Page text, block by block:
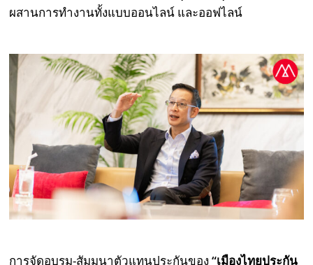
ผสานการทำงานทั้งแบบออนไลน์​ และออฟไลน์
การจัดอบรม-สัมมนาตัวแทนประกันของ“เมืองไทยประกัน